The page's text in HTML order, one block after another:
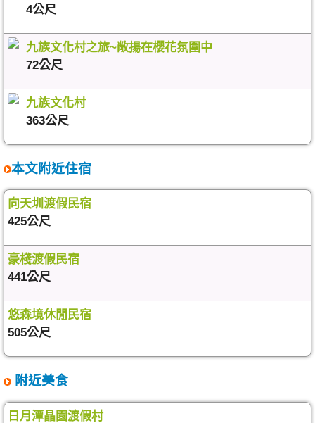
4公尺
九族文化村之旅~敞揚在櫻花氛圍中
72公尺
九族文化村
363公尺
本文附近住宿
向天圳渡假民宿
425公尺
豪棧渡假民宿
441公尺
悠森境休閒民宿
505公尺
附近美食
日月潭晶園渡假村